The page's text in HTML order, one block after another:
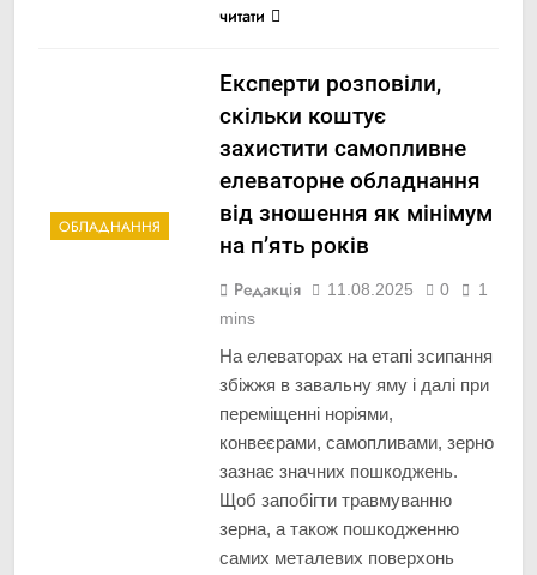
читати
ОБЛАДНАННЯ
Експерти розповіли,
скільки коштує
захистити самопливне
елеваторне обладнання
від зношення як мінімум
на пʼять років
Редакція 11.08.2025 0
1
mins
На елеваторах на етапі зсипання
збіжжя в завальну яму і далі при
переміщенні норіями,
конвеєрами, самопливами, зерно
зазнає значних пошкоджень.
Щоб запобігти травмуванню
зерна, а також пошкодженню
самих металевих поверхонь